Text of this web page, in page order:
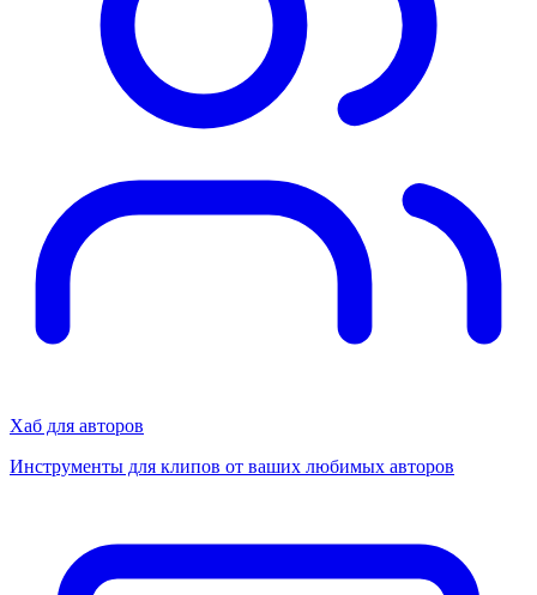
Хаб для авторов
Инструменты для клипов от ваших любимых авторов